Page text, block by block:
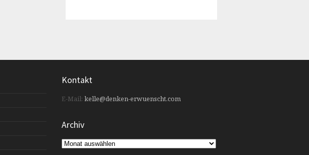
Kontakt
E-Mail:kelle@denken-erwuenscht.com
Archiv
Archiv